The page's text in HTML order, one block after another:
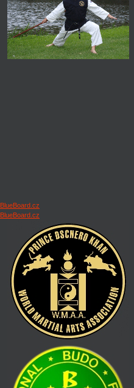
BlueBoard.cz
BlueBoard.cz